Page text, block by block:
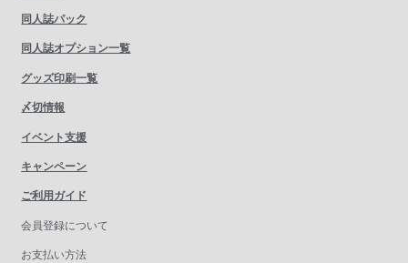
同人誌パック
同人誌オプション一覧
グッズ印刷一覧
〆切情報
イベント支援
キャンペーン
ご利用ガイド
会員登録について
お支払い方法